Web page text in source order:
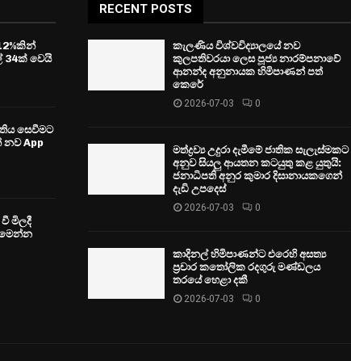
34ක් වෙයි
සෙවීමට
නව App
මිලදී
RECENT POSTS
කැලණිය විශ්වවිද්‍යාලයේ නව
කුලපතිවරයා ලෙස පූජ්‍ය නාරම්පනාවේ
ආනන්ද අනුනායක හිමිපාණන් පත්
කෙරේ
2026-07-03 0
මත්ද්‍රව්‍ය උදුරා දැමීමේ ජාතික සැලැස්මකට
අනුව සියලු ආයතන කටයුතු කළ යුතුයි:
ජනාධිපති අනුර කුමාර දිසානායකගෙන්
දැඩි උපදෙස්
2026-07-03 0
කාදිනල් හිමිපාණන්ට එරෙහි අසත්‍ය
ප්‍රචාර කතෝලික රදගුරු මණ්ඩලය
තරයේ හෙළා දකී
2026-07-03 0